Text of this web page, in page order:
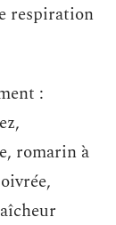
respiration
:
romarin à